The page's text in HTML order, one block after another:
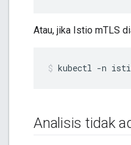
Atau, jika Istio mTLS
kubectl -n
Analisis tidak